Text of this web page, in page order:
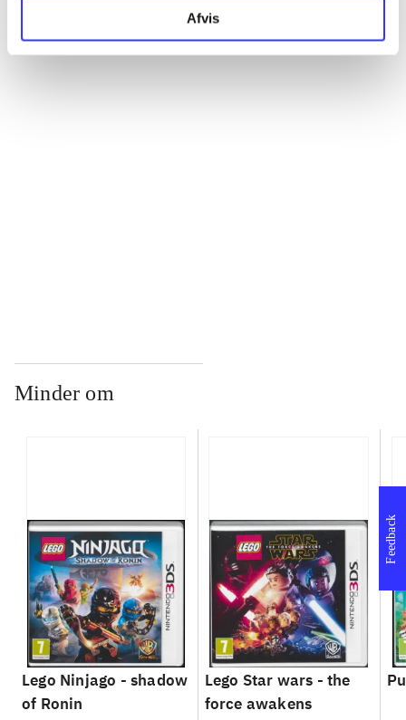
Afvis
Minder om
Lego Ninjago - shadow
of Ronin
Lego Star wars - the
force awakens
Feedback